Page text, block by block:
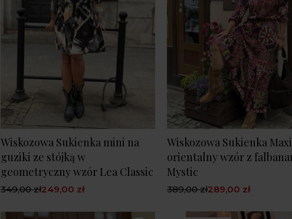
Wiskozowa Sukienka mini na
guziki ze stójką w
geometryczny wzór Lea Classic
349,00 zł249,00 zł
Wiskozowa Sukienka
orientalny wzór z
Mystic
389,00 zł289,00 zł